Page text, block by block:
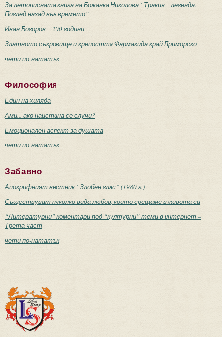
За летописната книга на Божанка Николова “Тракия – легенда.
Поглед назад във времето”
Иван Богоров – 200 години
Златното съкровище и крепостта Фармакида край Приморско
чети по-нататък
Философия
Един на хиляда
Ами... ако наистина се случи?
Емоционален аспект за душата
чети по-нататък
Забавно
Апокрифният вестник “Злобен глас” (1980 г.)
Съществуват няколко вида любов, които срещаме в живота си
“Литературни” коментари под “културни” теми в интернет –
Трета част
чети по-нататък